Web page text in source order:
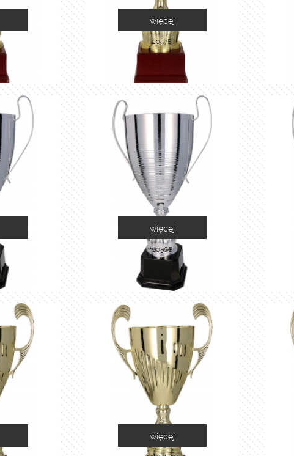
2057B
więcej
2058B
więcej
więcej